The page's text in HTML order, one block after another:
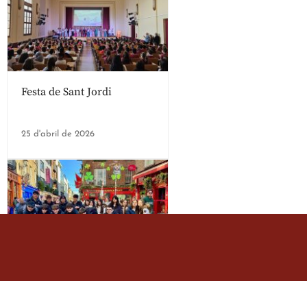
Festa de Sant Jordi
25 d'abril de 2026